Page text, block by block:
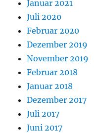
Januar 2021
Juli 2020
Februar 2020
Dezember 2019
November 2019
Februar 2018
Januar 2018
Dezember 2017
Juli 2017
Juni 2017